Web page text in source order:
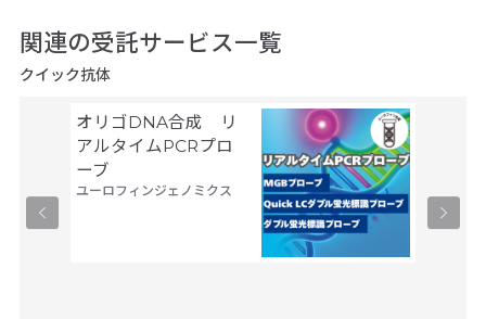
関連の受託サービス一覧
クイック抗体
オリゴDNA合成 リ
アルタイムPCRプロ
ーブ
ユーロフィンジェノミクス